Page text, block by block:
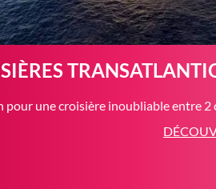
pour une croisière inoubliable entre